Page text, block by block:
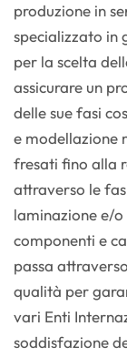
produzione in
specializzato in
per la scelta
assicurare un
delle sue fasi
e modellazione
fresati fino alla
attraverso le
laminazione e/
componenti e
passa
qualità per
vari Enti
soddisfazione